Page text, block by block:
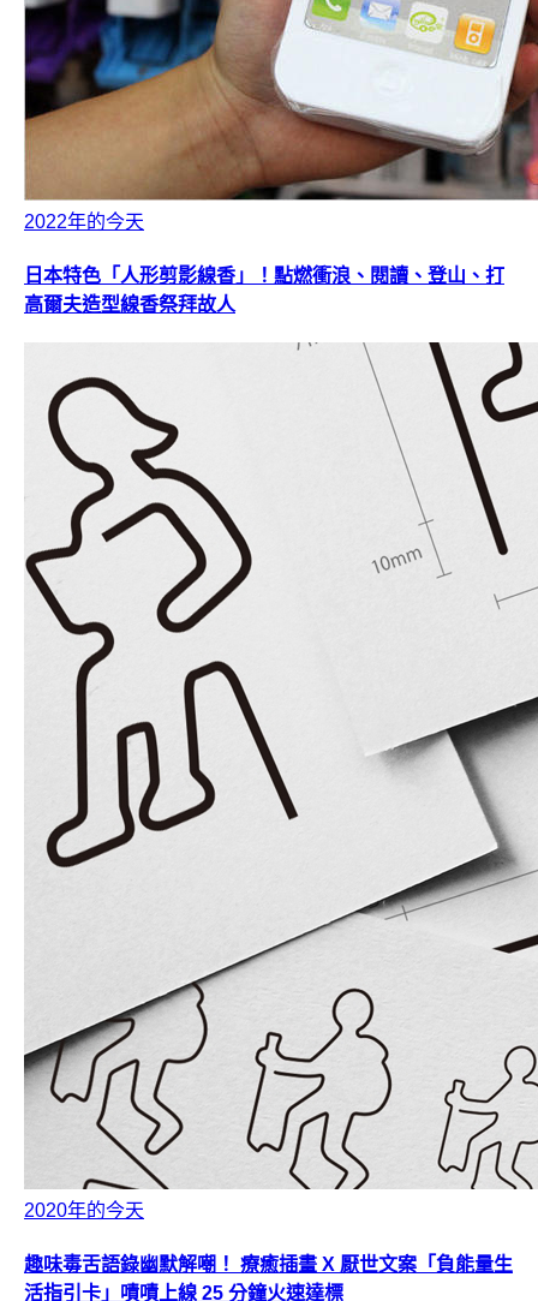
2022年的今天
日本特色「人形剪影線香」！點燃衝浪、閱讀、登山、打
高爾夫造型線香祭拜故人
2020年的今天
趣味毒舌語錄幽默解嘲！ 療癒插畫 X 厭世文案「負能量生
活指引卡」嘖嘖上線 25 分鐘火速達標